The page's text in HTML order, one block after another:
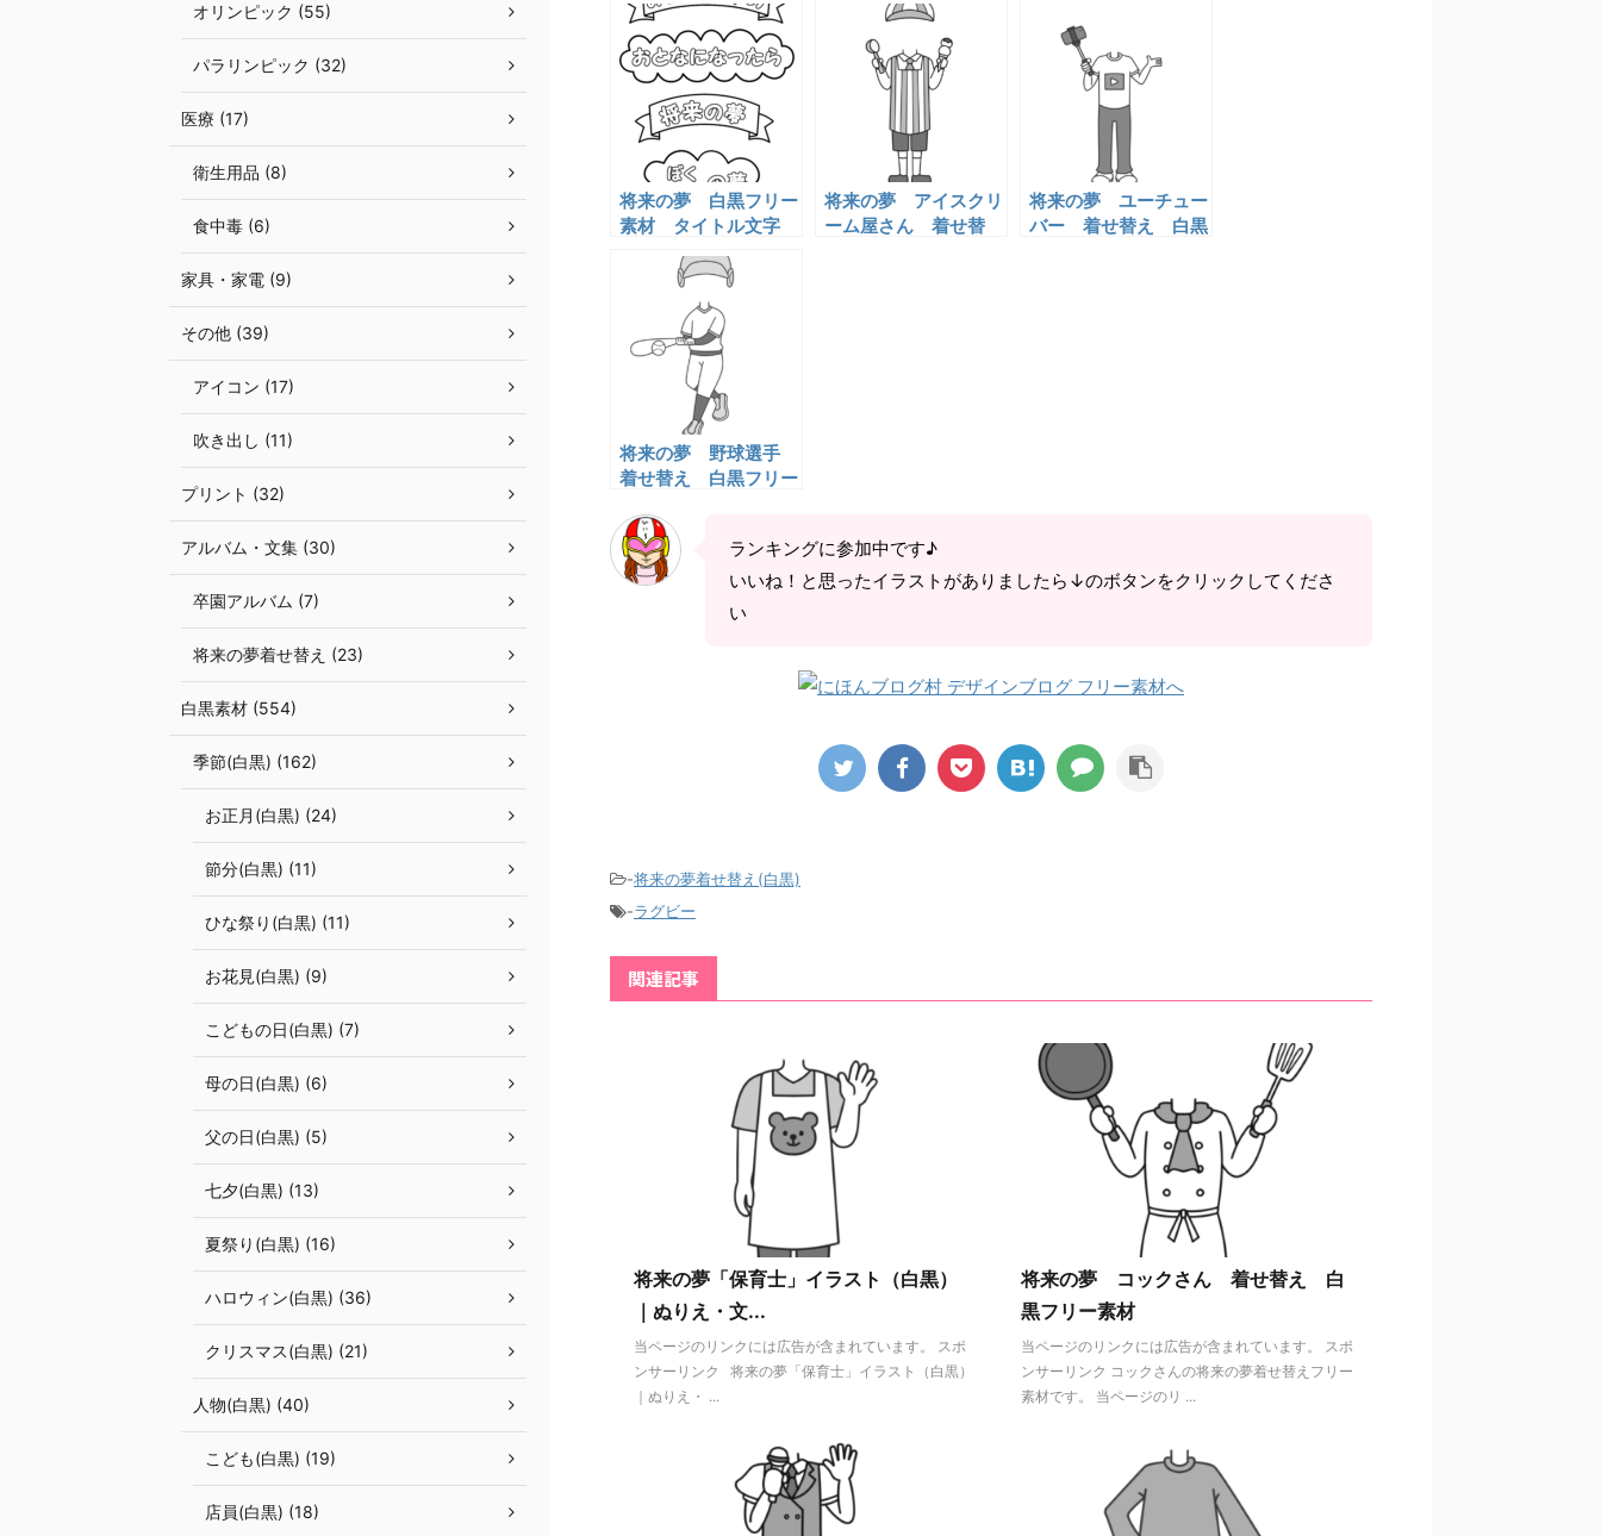
将来の夢 白黒フリー
素材 タイトル文字
将来の夢 アイスクリ
ーム屋さん 着せ替
将来の夢 ユーチュー
バー 着せ替え 白黒
将来の夢 野球選手
着せ替え 白黒フリー
ランキングに参加中です♪
いいね！と思ったイラストがありましたら↓のボタンをクリックしてくださ
い
-将来の夢着せ替え(白黒)
-ラグビー
関連記事
将来の夢「保育士」イラスト（白黒）
｜ぬりえ・文...
当ページのリンクには広告が含まれています。 スポ
ンサーリンク 将来の夢「保育士」イラスト（白黒）
｜ぬりえ・ ...
将来の夢 コックさん 着せ替え 白
黒フリー素材
当ページのリンクには広告が含まれています。 スポ
ンサーリンク コックさんの将来の夢着せ替えフリー
素材です。 当ページのリ ...
オリンピック (55)
パラリンピック (32)
医療 (17)
衛生用品 (8)
食中毒 (6)
家具・家電 (9)
その他 (39)
アイコン (17)
吹き出し (11)
プリント (32)
アルバム・文集 (30)
卒園アルバム (7)
将来の夢着せ替え (23)
白黒素材 (554)
季節(白黒) (162)
お正月(白黒) (24)
節分(白黒) (11)
ひな祭り(白黒) (11)
お花見(白黒) (9)
こどもの日(白黒) (7)
母の日(白黒) (6)
父の日(白黒) (5)
七夕(白黒) (13)
夏祭り(白黒) (16)
ハロウィン(白黒) (36)
クリスマス(白黒) (21)
人物(白黒) (40)
こども(白黒) (19)
店員(白黒) (18)